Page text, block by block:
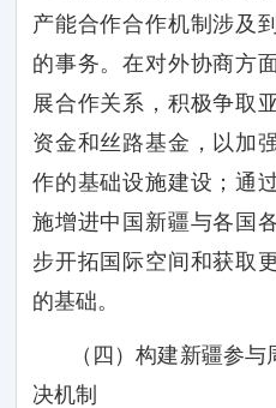
产能合作合作机制涉及
的事务。在对外协商方
展合作关系，积极争取
资金和丝路基金，以加
作的基础设施建设；通
施增进中国新疆与各国
步开拓国际空间和获取
的基础。
（四）构建新疆参
决机制